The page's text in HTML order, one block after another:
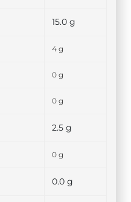
15.0 g
4 g
0 g
0 g
2.5 g
0 g
0.0 g